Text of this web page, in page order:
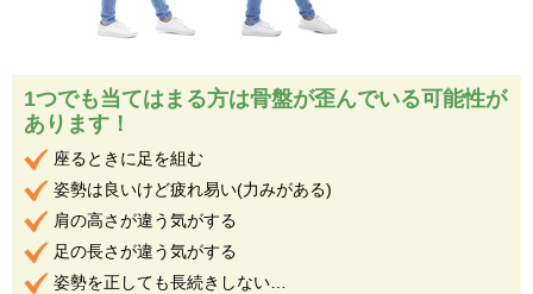
1つでも当てはまる方は骨盤が歪んでいる可能性が
あります！
座るときに足を組む
姿勢は良いけど疲れ易い(力みがある)
肩の高さが違う気がする
足の長さが違う気がする
姿勢を正しても長続きしない…